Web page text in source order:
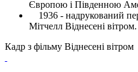
Європою і Південною
1936 - надрукований
Мітчелл Віднесені вітром.
Кадр з фільму Віднесені вітром